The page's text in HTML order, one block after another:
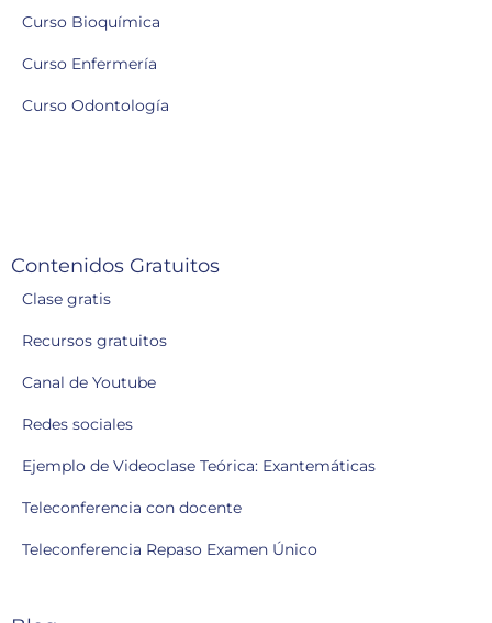
Curso Bioquímica
Curso Enfermería
Curso Odontología
Contenidos Gratuitos
Clase gratis
Recursos gratuitos
Canal de Youtube
Redes sociales
Ejemplo de Videoclase Teórica: Exantemáticas
Teleconferencia con docente
Teleconferencia Repaso Examen Único